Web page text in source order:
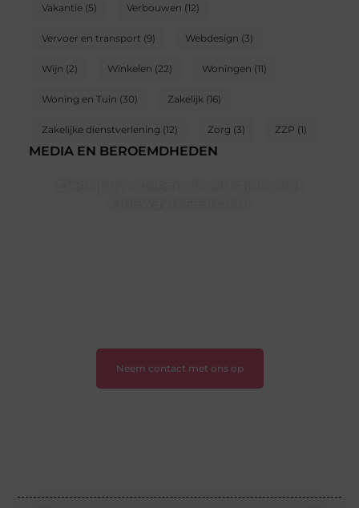
Vakantie(5) Verbouwen (12)
Vervoer en transport (9) Webdesign (3)
Wijn (2) Winkelen (22) Woningen (11)
Woning en Tuin (30) Zakelijk (16)
Zakelijke dienstverlening (12) Zorg (3) ZZP (1)
MEDIA EN BEROEMDHEDEN
Neem contact met ons op